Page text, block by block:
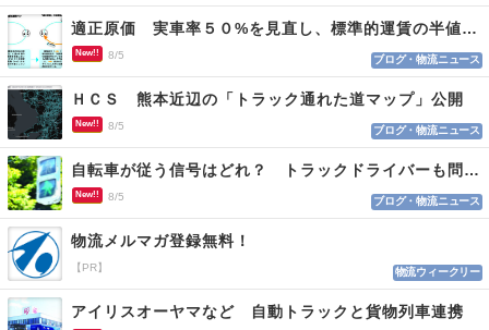
適正原価 実車率５０%を見直し、標準的運賃の半値の恐れも
New!! 8/5 ブログ・物流ニュース
ＨＣＳ 熊本近辺の「トラック通れた道マップ」公開
New!! 8/5 ブログ・物流ニュース
自転車が従う信号はどれ？ トラックドライバーも問われる認識
New!! 8/5 ブログ・物流ニュース
物流メルマガ登録無料！
【PR】 物流ウィークリー
アイリスオーヤマなど 自動トラックと貨物列車連携